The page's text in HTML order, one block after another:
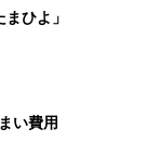
ほうが可動域が
に子どもの選択
園でいろんな遊
はできない運動
ひよ」
い費用